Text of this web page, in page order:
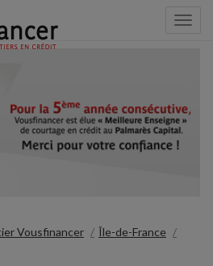
Vousfinancer
Île-de-France